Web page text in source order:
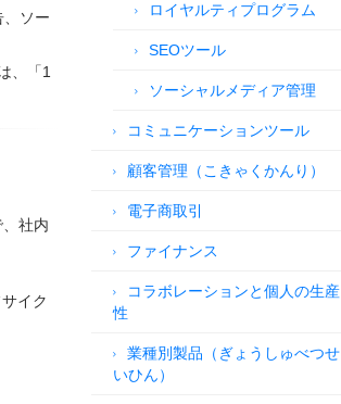
ソー
、「1
社内
イク
ロイヤルティプログラム
SEOツール
ソーシャルメディア管理
コミュニケーションツール
顧客管理（こきゃくかんり）
電子商取引
ファイナンス
コラボレーションと個人の生産
性
業種別製品（ぎょうしゅべつせ
いひん）